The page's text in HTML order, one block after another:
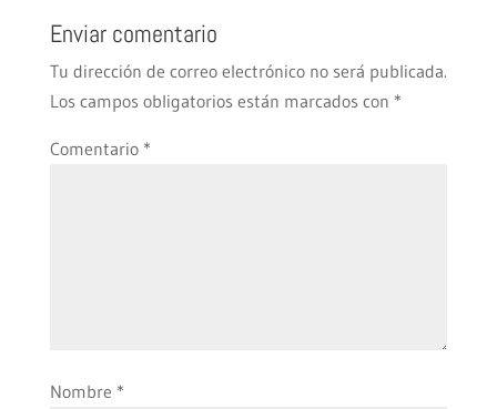
Enviar comentario
Tu dirección de correo electrónico no será publicada.
Los campos obligatorios están marcados con *
Comentario *
Nombre *